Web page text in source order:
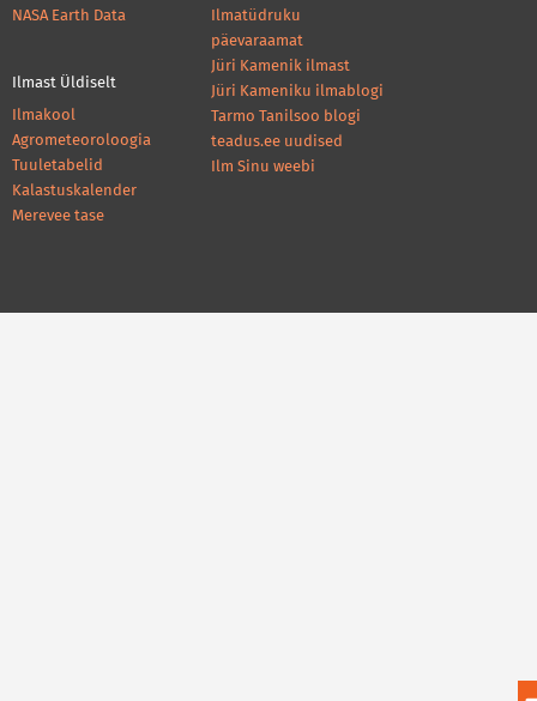
NASA Earth Data
Ilmast Üldiselt
Ilmakool
Agrometeoroloogia
Tuuletabelid
Kalastuskalender
Merevee tase
Ilmatüdruku
päevaraamat
Jüri Kamenik ilmast
Jüri Kameniku ilmablogi
Tarmo Tanilsoo blogi
teadus.ee uudised
Ilm Sinu weebi